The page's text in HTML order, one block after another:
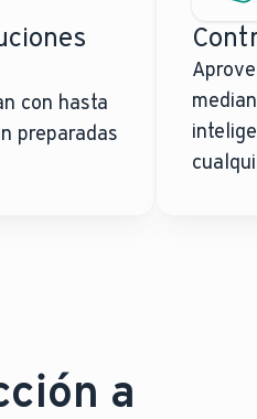
con hasta
preparadas
a